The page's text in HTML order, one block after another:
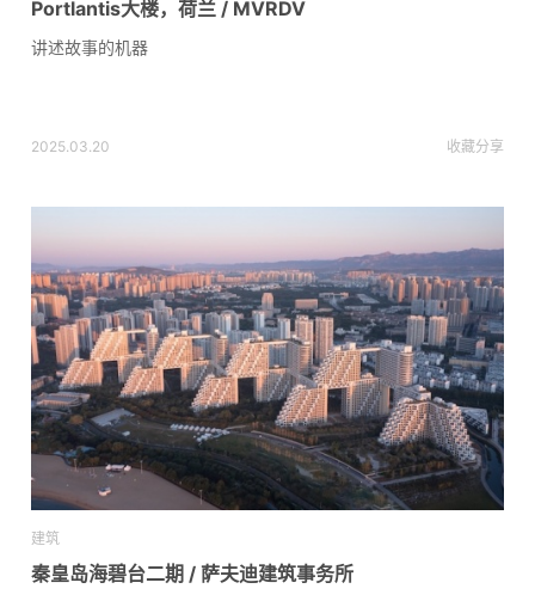
Portlantis大楼，荷兰 / MVRDV
讲述故事的机器
2025.03.20 收藏分享
建筑
秦皇岛海碧台二期 / 萨夫迪建筑事务所